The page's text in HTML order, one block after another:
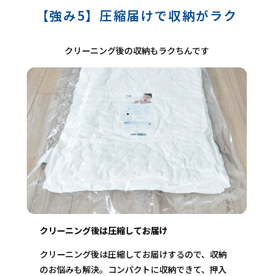
【強み5】圧縮届けで収納がラク
クリーニング後の収納もラクちんです
クリーニング後は圧縮してお届け
クリーニング後は圧縮してお届けするので、収納
のお悩みも解決。コンパクトに収納できて、押入